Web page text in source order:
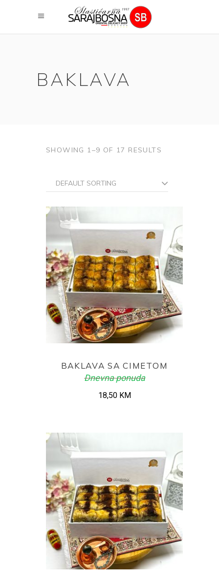
BAKLAVA
SHOWING 1–9 OF 17 RESULTS
DEFAULT SORTING
BAKLAVA SA CIMETOM
Dnevna ponuda
18,50 KM